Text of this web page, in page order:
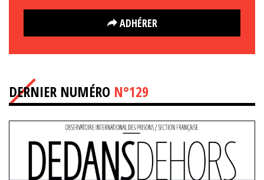
ADHÉRER
DERNIER NUMÉRO N°129